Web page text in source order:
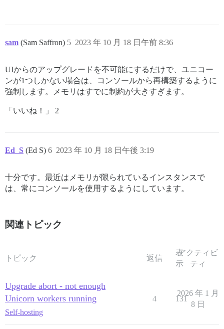
sam (Sam Saffron) 2023 年 10 月 18 日午前 8:36
5
UIからのアップグレードを不可能にするだけで、ユニコー
ンが1つしかない場合は、コンソールから再構築するように
強制します。メモリはすでに制約が大きすぎます。
「いいね！」 2
Ed_S (Ed S) 2023 年 10 月 18 日午後 3:19
6
十分です。最近はメモリが限られているインスタンスで
は、常にコンソールを使用するようにしています。
関連トピック
トピック 返信
表
示
アクティビ
ティ
Upgrade abort - not enough
Unicorn workers running
Self-hosting
4 131
2026 年 1 月
8 日